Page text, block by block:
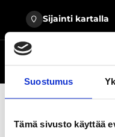
Suostumus
Tämä sivusto käyttää
Sijainti kartalla